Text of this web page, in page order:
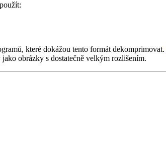
které dokážou tento formát dekomprimovat.
obrázky s dostatečně velkým rozlišením.